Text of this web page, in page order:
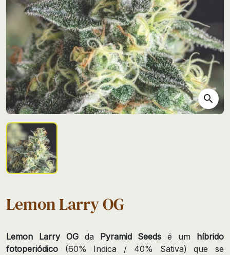
search
Lemon Larry OG
Lemon Larry OGda Pyramid Seeds é um híbrido
fotoperiódico (60% Indica / 40% Sativa) que se